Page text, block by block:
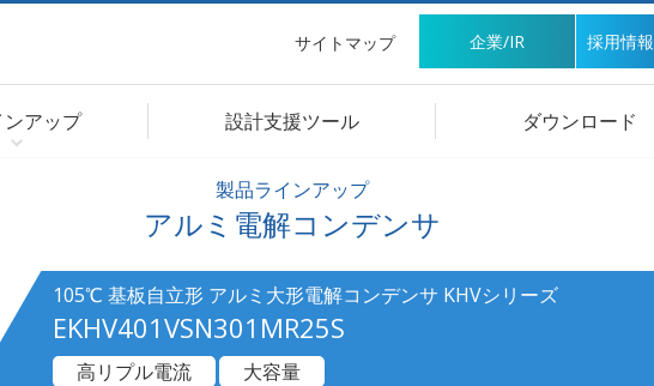
サイトマップ 企業/IR 採用情報
アップ 設計支援ツール ダウンロード
製品ラインアップ
アルミ電解コンデンサ
105℃ 基板自立形 アルミ大形電解コンデンサ KHVシリーズ
EKHV401VSN301MR25S
高リプル電流
大容量